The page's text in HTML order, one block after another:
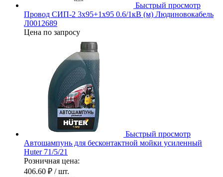
Быстрый просмотр
Провод СИП-2 3х95+1х95 0.6/1кВ (м) Людиновокабель
Л0012689
Цена по запросу
Быстрый просмотр
Автошампунь для бесконтактной мойки усиленный
Huter 71/5/21
Розничная цена:
406.60 ₽ / шт.